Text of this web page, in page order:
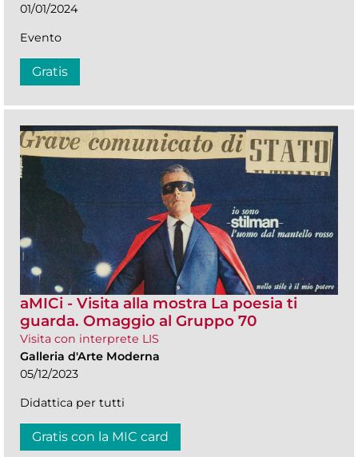
01/01/2024
Evento
Gratis
aMICi - Visita alla mostra La poesia ti
guarda. Omaggio al Gruppo 70
Visita con interprete LIS
Galleria d'Arte Moderna
05/12/2023
Didattica per tutti
Gratis con la MIC card